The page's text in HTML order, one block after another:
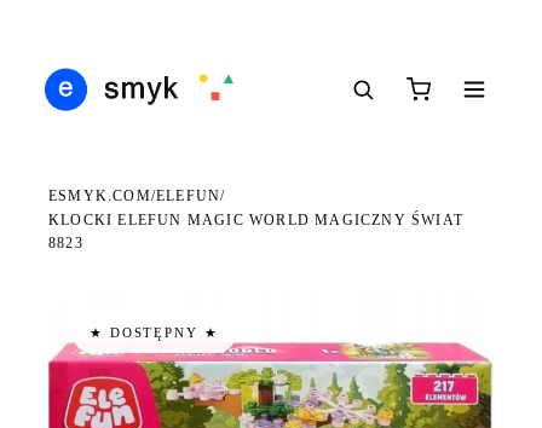
ESMYK.COM/ELEFUN/
KLOCKI ELEFUN MAGIC WORLD MAGICZNY ŚWIAT
8823
★ DOSTĘPNY ★